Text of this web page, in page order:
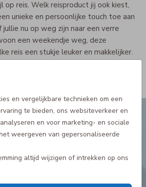
en vergelijkbare technieken om een
te bieden, ons websiteverkeer en
en voor marketing- en sociale
weergeven van gepersonaliseerde
altijd wijzigen of intrekken op ons
op reis. Welk reisproduct jij ook kiest,
unieke en persoonlijke touch toe aan
jullie nu op weg zijn naar een verre
een weekendje weg, deze
reis een stukje leuker en makkelijker.